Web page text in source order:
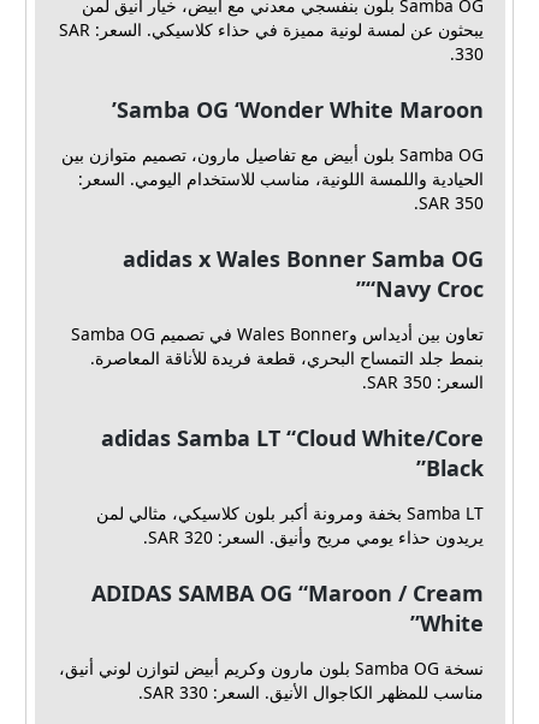
Samba OG بلون بنفسجي معدني مع أبيض، خيار أنيق لمن
يبحثون عن لمسة لونية مميزة في حذاء كلاسيكي. السعر: SAR
330.
Samba OG ‘Wonder White Maroon’
Samba OG بلون أبيض مع تفاصيل مارون، تصميم متوازن بين
الحيادية واللمسة اللونية، مناسب للاستخدام اليومي. السعر:
SAR 350.
adidas x Wales Bonner Samba OG
“Navy Croc”
تعاون بين أديداس وWales Bonner في تصميم Samba OG
بنمط جلد التمساح البحري، قطعة فريدة للأناقة المعاصرة.
السعر: SAR 350.
adidas Samba LT “Cloud White/Core
Black”
Samba LT بخفة ومرونة أكبر بلون كلاسيكي، مثالي لمن
يريدون حذاء يومي مريح وأنيق. السعر: SAR 320.
ADIDAS SAMBA OG “Maroon / Cream
White”
نسخة Samba OG بلون مارون وكريم أبيض لتوازن لوني أنيق،
مناسب للمظهر الكاجوال الأنيق. السعر: SAR 330.